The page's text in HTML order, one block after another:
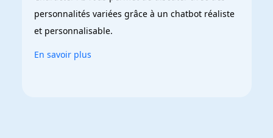
personnalités variées grâce à un chatbot réaliste
et personnalisable.
En savoir plus